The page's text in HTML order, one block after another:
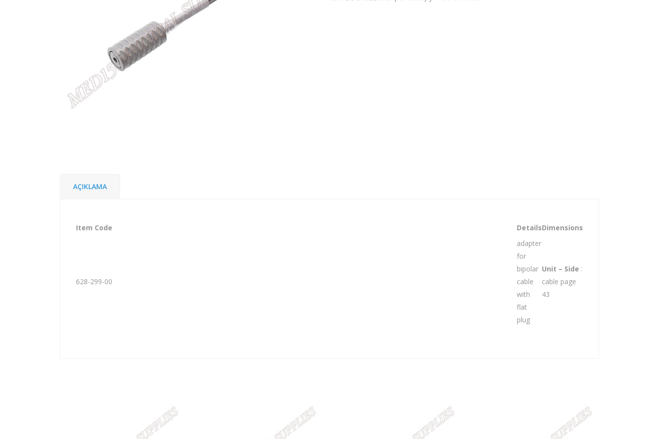
AÇIKLAMA
Item Code DetailsDimensions
628-299-00
adapter
for
bipolar
cable
with
flat
plug
Unit – Side :
cable page
43